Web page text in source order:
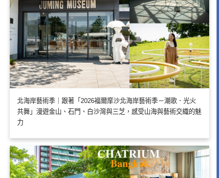
北海岸藝術季｜跟著「2026福爾摩沙北海岸藝術季－潮歌．光火
共舞」漫遊金山、石門、白沙灣與三芝，感受山海與藝術交織的魅
力